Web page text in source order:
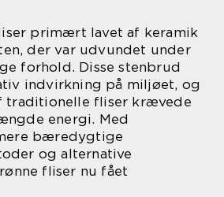
primært lavet af keramik
der var udvundet under
forhold. Disse stenbrud
indvirkning på miljøet, og
traditionelle fliser krævede
energi. Med
bæredygtige
og alternative
fliser nu fået